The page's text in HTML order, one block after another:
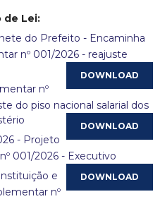
de Lei:
do Prefeito - Encaminha
nº 001/2026 - reajuste
nº
do piso nacional salarial dos
- Projeto
001/2026 - Executivo
e
nº